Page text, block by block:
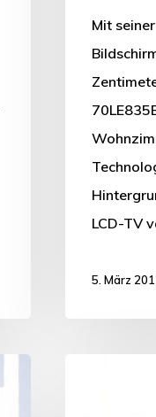
Mit
LCD-TV
5. März